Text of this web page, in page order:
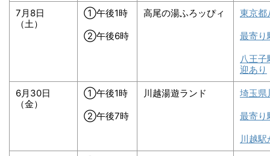
7月8日
（土）
①午後1時
②午後6時
高尾の湯ふろッぴィ
東京都
最寄り
八王
迎あり
6月30日
（金）
①午後1時
②午後7時
川越湯遊ランド
埼玉県
最寄り
川越